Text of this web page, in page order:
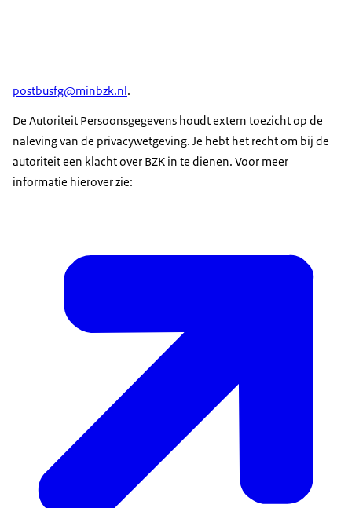
postbusfg@minbzk.nl .
De Autoriteit Persoonsgegevens houdt extern toezicht op de
naleving van de privacywetgeving. Je hebt het recht om bij de
autoriteit een klacht over BZK in te dienen. Voor meer
informatie hierover zie: